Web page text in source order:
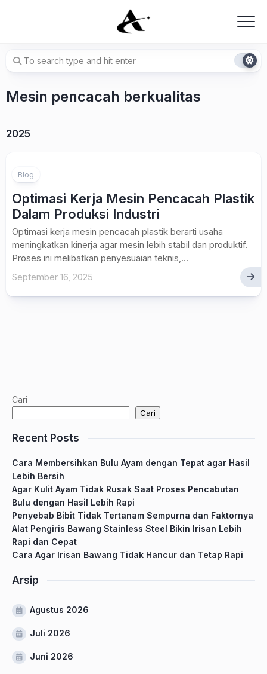
Mesin pencacah berkualitas
2025
Blog
Optimasi Kerja Mesin Pencacah Plastik
Dalam Produksi Industri
Optimasi kerja mesin pencacah plastik berarti usaha
meningkatkan kinerja agar mesin lebih stabil dan produktif.
Proses ini melibatkan penyesuaian teknis,...
September 16, 2025
Cari
Cari
Recent Posts
Cara Membersihkan Bulu Ayam dengan Tepat agar Hasil
Lebih Bersih
Agar Kulit Ayam Tidak Rusak Saat Proses Pencabutan
Bulu dengan Hasil Lebih Rapi
Penyebab Bibit Tidak Tertanam Sempurna dan Faktornya
Alat Pengiris Bawang Stainless Steel Bikin Irisan Lebih
Rapi dan Cepat
Cara Agar Irisan Bawang Tidak Hancur dan Tetap Rapi
Arsip
Agustus 2026
Juli 2026
Juni 2026